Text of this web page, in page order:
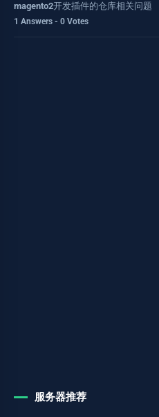
magento2开发插件的仓库相关问题
1 Answers - 0 Votes
服务器推荐